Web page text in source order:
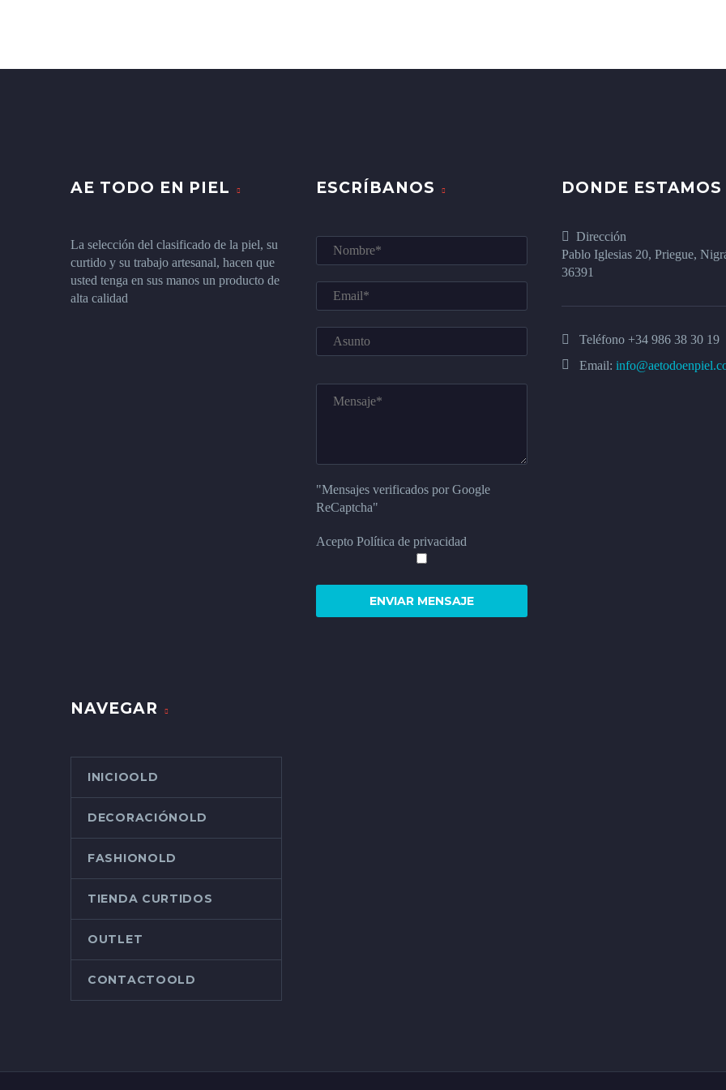
AE TODO EN PIEL
La selección del clasificado de la piel, su
curtido y su trabajo artesanal, hacen que
usted tenga en sus manos un producto de
alta calidad
ESCRÍBANOS
"Mensajes verificados por Google
ReCaptcha"
Acepto Política de privacidad
DONDE ESTAMOS
Dirección
Pablo Iglesias 20, Priegue,
36391
Teléfono +34 986 38 30 19
Email:
NAVEGAR
INICIOOLD
DECORACIÓNOLD
FASHIONOLD
TIENDA CURTIDOS
OUTLET
CONTACTOOLD